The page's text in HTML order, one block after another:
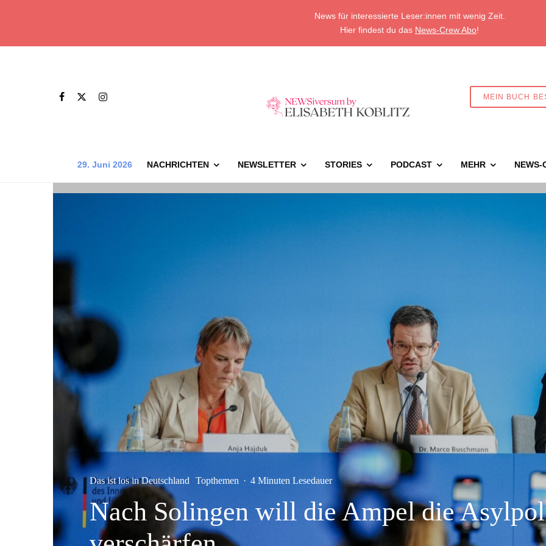
News für interessierte Leser:innen mit wenig Zeit.
Hier findest du das News-Crew Abo!
MEIN BUCH
29. Juni 2026 NACHRICHTEN NEWSLETTER STORIES PODCAST MEHR NEWS-
Das ist los in Deutschland Topthemen · 4 Minuten Lesedauer
Nach Solingen will die Ampel die